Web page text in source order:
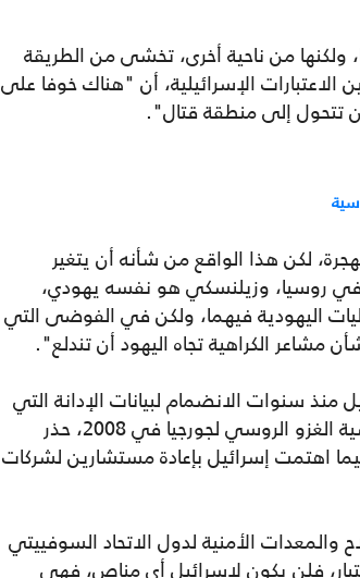
ولكنها من ناحية أخرى، تخشى من الطريقة
الإسرائيلية، أن "هناك خوفا على
تتحول إلى منطقة قتال".
لكن هذا الواقع من شأنه أن يتغير
في روسيا، وزيلنسكي هو نفسه يهودي،
اليهودية فيهما، ولكن في الفوضى التي
الكراهية تجاه اليهود أن تندلع".
سنوات الانضمام لبيانات الإدانة التي
تقودها الولايات المتحدة ضد روسيا، وحتى قبل 12 عاما، عشية الغزو الروسي لجورجيا في 2008، حذر
اهتمت إسرائيل بإعادة مستشارين لشركات
والمعدات الأمنية لدول الاتحاد السوفييتي
فلن يكون لإسرائيل أي مناص، فهي